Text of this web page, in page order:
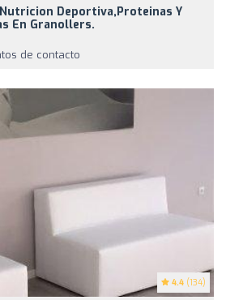
Nutricion Deportiva,Proteinas Y
En Granollers.
de contacto
4.4 (134)